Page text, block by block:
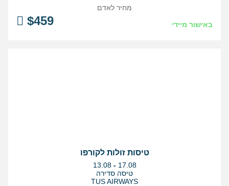
באישור מיידי $459
מחיר לאדם
טיסות זולות לקורפו
בין
התאריכים,
13.08 - 17.08
טיסה סדירה
TUS AIRWAYS